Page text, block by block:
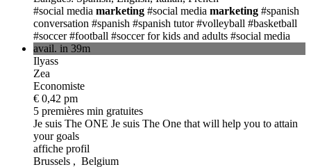
#social media marketing #social media marketing #spanish
conversation #spanish #spanish tutor #volleyball #basketball
#soccer #football #soccer for kids and adults #social media
avail. in 39m
Ilyass
Zea
Economiste
€ 0,42 pm
5 premières min gratuites
Je suis The ONE Je suis The One that will help you to attain
your goals
affiche profil
Brussels , Belgium